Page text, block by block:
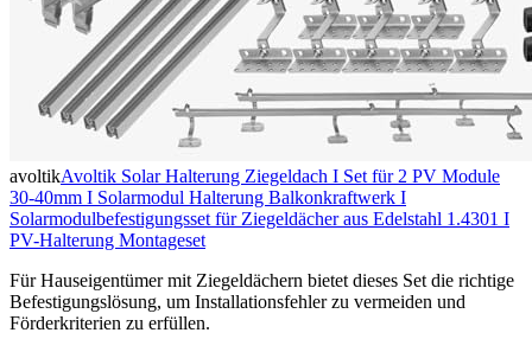
avoltikAvoltik Solar Halterung Ziegeldach I Set für 2 PV Module
30-40mm I Solarmodul Halterung Balkonkraftwerk I
Solarmodulbefestigungsset für Ziegeldächer aus Edelstahl 1.4301 I
PV-Halterung Montageset
Für Hauseigentümer mit Ziegeldächern bietet dieses Set die richtige
Befestigungslösung, um Installationsfehler zu vermeiden und
Förderkriterien zu erfüllen.